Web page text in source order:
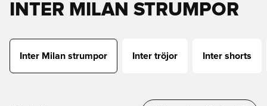
INTER MILAN STRUMPOR
Inter Milan strumpor Inter tröjor Inter shorts